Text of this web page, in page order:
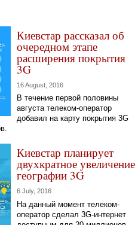
Киевстар рассказал об
очередном этапе
расширения покрытия
3G
16 August, 2016
В течение первой половины
августа телеком-оператор
добавил на карту покрытия 3G
Киевстар планирует
двухкратное увеличение
географии 3G
6 July, 2016
На данный момент телеком-
оператор сделал 3G-интернет